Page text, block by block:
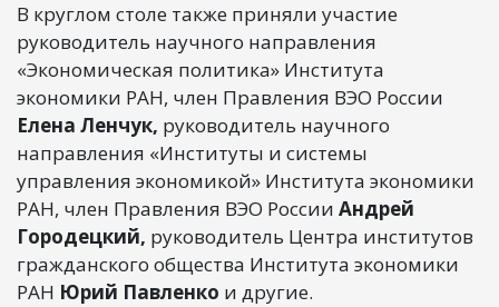
В круглом столе также приняли участие
руководитель научного направления
«Экономическая политика» Института
экономики РАН, член Правления ВЭО России
Елена Ленчук, руководитель научного
направления «Институты и системы
управления экономикой» Института экономики
РАН, член Правления ВЭО России Андрей
Городецкий, руководитель Центра институтов
гражданского общества Института экономики
РАН Юрий Павленко и другие.